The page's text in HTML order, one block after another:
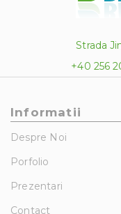
Strada
+40 256
Informatii
Despre Noi
Porfolio
Prezentari
Contact